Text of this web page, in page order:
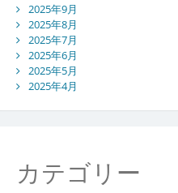
2025年9月
2025年8月
2025年7月
2025年6月
2025年5月
2025年4月
カテゴリー